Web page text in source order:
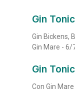
Gin
Gin Bickens,
Gin Mare - 6/
Gin
Con Gin